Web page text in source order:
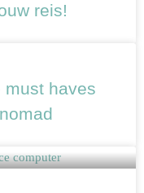
reis!
must haves